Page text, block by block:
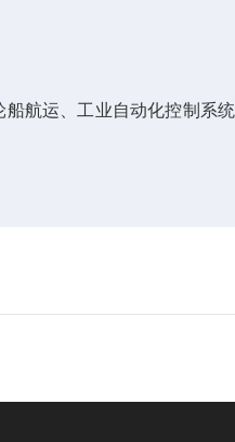
航运、工业自动化控制系